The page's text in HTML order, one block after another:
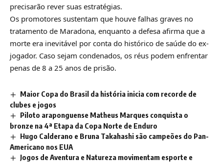
precisarão rever suas estratégias.
Os promotores sustentam que houve falhas graves no
tratamento de Maradona, enquanto a defesa afirma que a
morte era inevitável por conta do histórico de saúde do ex-
jogador. Caso sejam condenados, os réus podem enfrentar
penas de 8 a 25 anos de prisão.
Maior Copa do Brasil da história inicia com recorde de
clubes e jogos
Piloto araponguense Matheus Marques conquista o
bronze na 4ª Etapa da Copa Norte de Enduro
Hugo Calderano e Bruna Takahashi são campeões do Pan-
Americano nos EUA
Jogos de Aventura e Natureza movimentam esporte e